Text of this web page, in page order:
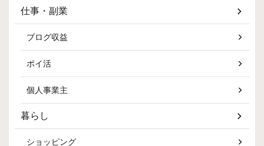
仕事・副業
ブログ収益
ポイ活
個人事業主
暮らし
ショッピング